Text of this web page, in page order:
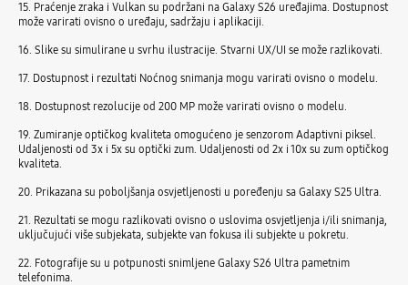
15. Praćenje zraka i Vulkan su podržani na Galaxy S26 uređajima. Dostupnost
može varirati ovisno o uređaju, sadržaju i aplikaciji.
16. Slike su simulirane u svrhu ilustracije. Stvarni UX/UI se može razlikovati.
17. Dostupnost i rezultati Noćnog snimanja mogu varirati ovisno o modelu.
18. Dostupnost rezolucije od 200 MP može varirati ovisno o modelu.
19. Zumiranje optičkog kvaliteta omogućeno je senzorom Adaptivni piksel.
Udaljenosti od 3x i 5x su optički zum. Udaljenosti od 2x i 10x su zum optičkog
kvaliteta.
20. Prikazana su poboljšanja osvjetljenosti u poređenju sa Galaxy S25 Ultra.
21. Rezultati se mogu razlikovati ovisno o uslovima osvjetljenja i/ili snimanja,
uključujući više subjekata, subjekte van fokusa ili subjekte u pokretu.
22. Fotografije su u potpunosti snimljene Galaxy S26 Ultra pametnim
telefonima.